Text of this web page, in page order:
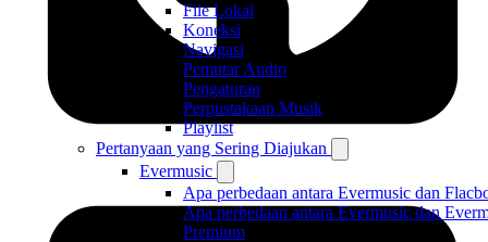
File Lokal
Koneksi
Navigasi
Pemutar Audio
Pengaturan
Perpustakaan Musik
Playlist
Pertanyaan yang Sering Diajukan
Evermusic
Apa perbedaan antara Evermusic dan
Apa perbedaan antara Evermusic dan
Premium